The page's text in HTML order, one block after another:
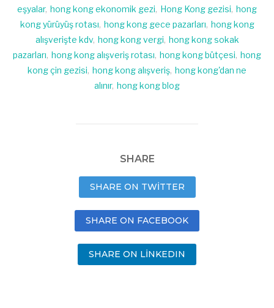
eşyalar, hong kong ekonomik gezi, Hong Kong gezisi, hong
kong yürüyüş rotası, hong kong gece pazarları, hong kong
alışverişte kdv, hong kong vergi, hong kong sokak
pazarları, hong kong alışveriş rotası, hong kong bütçesi, hong
kong çin gezisi, hong kong alışveriş, hong kong'dan ne
alınır, hong kong blog
SHARE
SHARE ON TWITTER
SHARE ON FACEBOOK
SHARE ON LINKEDIN